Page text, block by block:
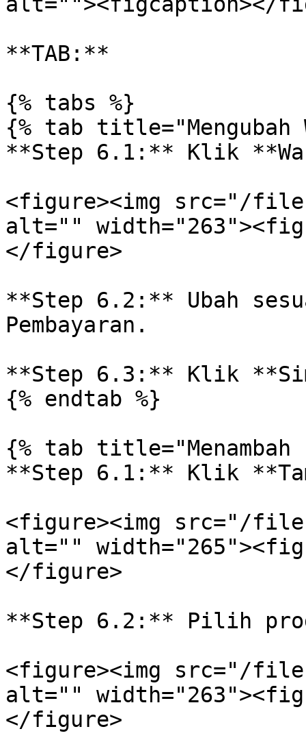
**TAB:**
{% tabs %}
{% tab title="Mengubah
**Step 6.1:** Klik
<figure><img src="/
alt=""
</figure>
**Step 6.2:** Ubah
Pembayaran.
**Step 6.3:** Klik
{% endtab %}
{% tab title="Menambah
**Step 6.1:** Klik
<figure><img src="/files/
alt=""
</figure>
**Step 6.2:** Pilih
<figure><img src="/
alt=""
</figure>